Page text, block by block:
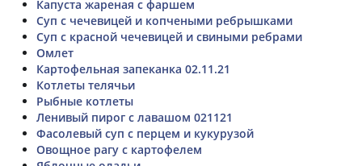
Капуста жареная с фаршем
Суп с чечевицей и копчеными ребрышками
Суп с красной чечевицей и свиными ребрами
Омлет
Картофельная запеканка 02.11.21
Котлеты телячьи
Рыбные котлеты
Ленивый пирог с лавашом 021121
Фасолевый суп с перцем и кукурузой
Овощное рагу с картофелем